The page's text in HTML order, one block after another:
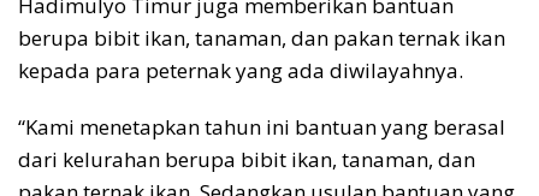
berupa bibit ikan, tanaman, dan pakan ternak ikan
kepada para peternak yang ada diwilayahnya.
“Kami menetapkan tahun ini bantuan yang berasal
dari kelurahan berupa bibit ikan, tanaman, dan